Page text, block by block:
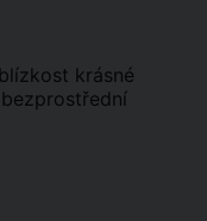
krásné